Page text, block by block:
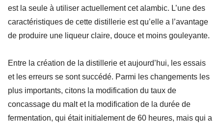
est la seule à utiliser actuellement cet alambic. L’une des
caractéristiques de cette distillerie est qu’elle a l’avantage
de produire une liqueur claire, douce et moins gouleyante.
Entre la création de la distillerie et aujourd’hui, les essais
et les erreurs se sont succédé. Parmi les changements les
plus importants, citons la modification du taux de
concassage du malt et la modification de la durée de
fermentation, qui était initialement de 60 heures, mais qui a